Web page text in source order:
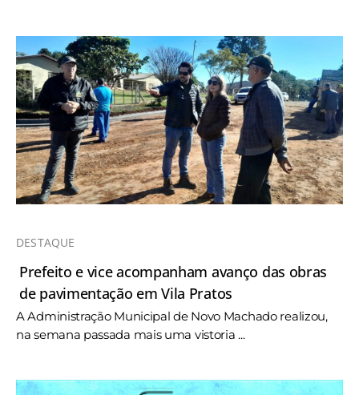
DESTAQUE
Prefeito e vice acompanham avanço das obras
de pavimentação em Vila Pratos
A Administração Municipal de Novo Machado realizou,
na semana passada mais uma vistoria ...